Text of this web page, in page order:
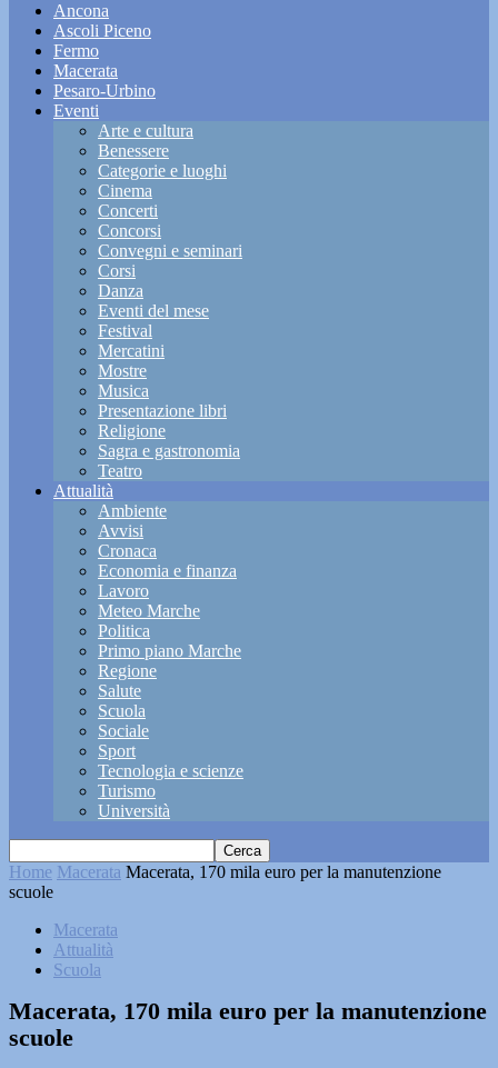
Ancona
Ascoli Piceno
Fermo
Macerata
Pesaro-Urbino
Eventi
Arte e cultura
Benessere
Categorie e luoghi
Cinema
Concerti
Concorsi
Convegni e seminari
Corsi
Danza
Eventi del mese
Festival
Mercatini
Mostre
Musica
Presentazione libri
Religione
Sagra e gastronomia
Teatro
Attualità
Ambiente
Avvisi
Cronaca
Economia e finanza
Lavoro
Meteo Marche
Politica
Primo piano Marche
Regione
Salute
Scuola
Sociale
Sport
Tecnologia e scienze
Turismo
Università
Home Macerata Macerata, 170 mila euro per la manutenzione
scuole
Macerata
Attualità
Scuola
Macerata, 170 mila euro per la manutenzione
scuole